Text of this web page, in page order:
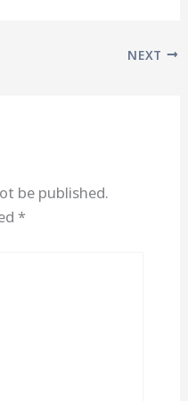
NEXT
be published.
*